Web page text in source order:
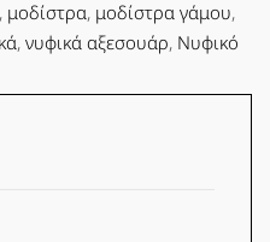
, μοδίστρα, μοδίστρα γάμου,
, νυφικά αξεσουάρ, Νυφικό